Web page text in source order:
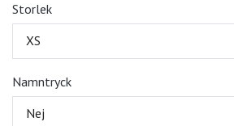
Storlek
XS
Namntryck
Nej